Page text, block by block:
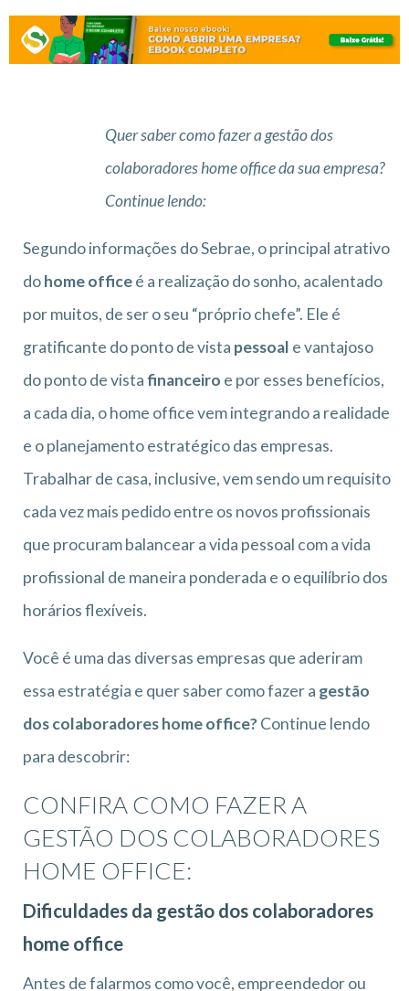
Quer saber como fazer a gestão dos
colaboradores home office da sua empresa?
Continue lendo:
Segundo informações do Sebrae, o principal atrativo
dohome officeé a realização do sonho, acalentado
por muitos, de ser o seu “próprio chefe”. Ele é
gratificante do ponto de vista pessoal e vantajoso
do ponto de vistafinanceiro e por esses benefícios,
a cada dia, o home office vem integrando a realidade
e o planejamento estratégico das empresas.
Trabalhar de casa, inclusive, vem sendo um requisito
cada vez mais pedido entre os novos profissionais
que procuram balancear a vida pessoal com a vida
profissional de maneira ponderada e o equilíbrio dos
horários flexíveis.
Você é uma das diversas empresas que aderiram
essa estratégia e quer saber como fazer a gestão
dos colaboradores home office?Continue lendo
para descobrir:
CONFIRA COMO FAZER A
GESTÃO DOS COLABORADORES
HOME OFFICE:
Dificuldades da gestão dos colaboradores
home office
Antes de falarmos como você, empreendedor ou